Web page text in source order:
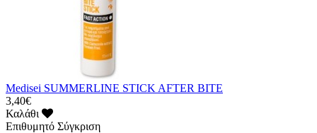
Medisei SUMMERLINE STICK AFTER BITE
3,40€
Καλάθι
Επιθυμητό Σύγκριση